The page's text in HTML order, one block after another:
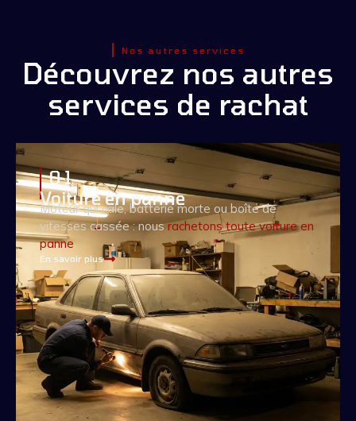
Nos autres services
Découvrez nos autres
services de rachat
0 1
Voiture en panne
Moteur qui cale, batterie morte ou boîte de
vitesses cassée : nousrachetons toute voiture en
panne
En savoir plus